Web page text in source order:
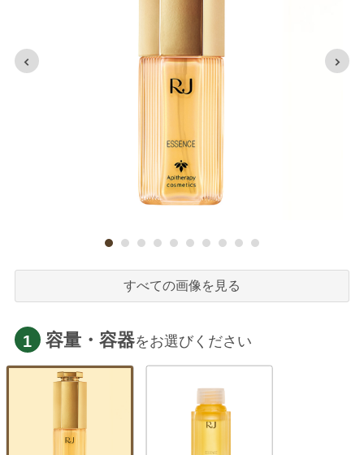
すべての画像を見る
1 容量・容器をお選びください